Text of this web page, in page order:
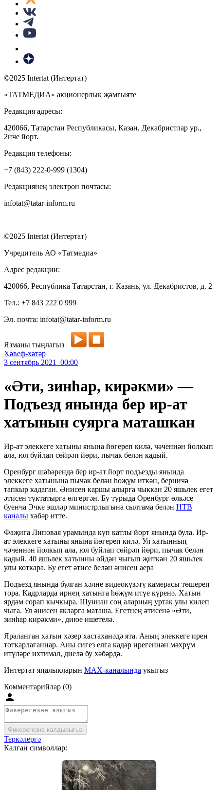
©2025 Intertat (Интертат)
«ТАТМЕДИА» акционерлык җәмгыяте
Редакция адресы:
420066, Татарстан Республикасы, Казан, Декабристлар ур.,
2нче йорт.
Редакция телефоны:
+7 (843) 222-0-999 (1304)
Редакциянең электрон почтасы:
infotat@tatar-inform.ru
©2025 Intertat (Интертат)
Учредитель АО «Татмедиа»
Адрес редакции:
420066, Республика Татарстан, г. Казань, ул. Декабристов, д. 2
Тел.: +7 843 222 0 999
Эл. почта: infotat@tatar-inform.ru
Язманы тыңлагыз
Хәвеф-хәтәр
3 сентябрь 2021 00:00
«Әти, зинһар, кирәкми» —
Подъезд янында бер ир-ат
хатынын суярга маташкан
Ир-ат элеккеге хатыны янына йөгереп килә, чәченнән йолкып
ала, юл буйлап сөйрәп йөри, пычак белән кадый.
Оренбург шәһәрендә бер ир-ат йорт подъезды янында
элеккеге хатынына пычак белән һөҗүм иткән, берничә
тапкыр кадаган. Әнисен каршы алырга чыккан 20 яшьлек егет
әтисен туктатырга өлгергән. Бу турыда Оренбург өлкәсе
буенча Эчке эшләр министрлыгына сылтама белән НТВ
каналы хәбәр итте.
Фаҗига Липовая урамында күп катлы йорт янында була. Ир-
ат элеккеге хатыны янына йөгереп килә. Ул хатынның
чәченнән йолкып ала, юл буйлап сөйрәп йөри, пычак белән
кадый. 40 яшьлек хатынны өйдән чыгып җиткән 20 яшьлек
улы коткара. Бу егет әтисе белән әнисен аера
Подъезд янында булган хәлне видеокүзәтү камерасы төшереп
тора. Кадрларда ирнең хатынга һөҗүм итүе күренә. Хатын
ярдәм сорап кычкыра. Шуннан соң аларның уртак улы килеп
чыга. Ул әнисен якларга маташа. Егетнең әтисенә «Әти,
зинһар кирәкми», диюе ишетелә.
Яраланган хатын хәзер хастаханәдә ята. Аның элеккеге ирен
тоткарлаганнар. Аны сигез елга кадәр ирегеннән мәхрүм
итүләре ихтимал, диелә бу хәбәрдә.
Интертат яңалыкларын MAX-каналында укыгыз
Комментарийлар (0)
Фикерегезне калдырыгыз
Теркәлергә
Калган символлар: